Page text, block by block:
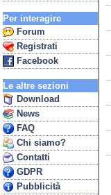
Per interagire
Forum
Registrati
Facebook
Le altre sezioni
Download
News
FAQ
Chi siamo?
Contatti
GDPR
Pubblicità